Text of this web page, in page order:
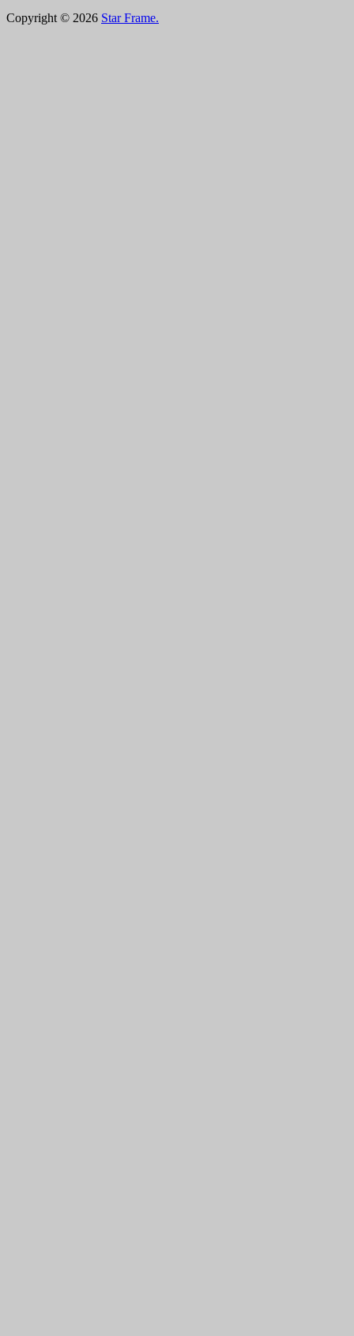
Copyright © 2026 Star Frame.